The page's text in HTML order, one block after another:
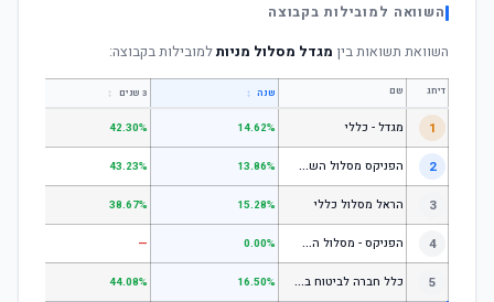
השוואה למובילות בקבוצה
השוואת תשואות בין מגדל מסלול מניותלמובילות בקבוצה:
דירוג שם שנה ↕ 3 שנים ↕
1 מגדל - כללי 14.62%
42.30%
2 ה
פניקס מסלול השקעה כללי 13.86%
43.23%
3 הראל מסלול כללי 15.28%
38.67%
4 ה
פניקס - מסלול השקעה בניהול אישי 0.00%
—
5 כ
לל חברה לביטוח בע"מ כללי 16.50%
44.08%